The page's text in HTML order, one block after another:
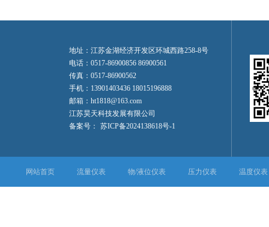
地址：江苏金湖经济开发区环城西路258-8号
电话：0517-86900856 86900561
传真：0517-86900562
手机：13901403436 18015196888
邮箱：ht1818@163.com
江苏昊天科技发展有限公司
备案号：
苏ICP备2024138618号-1
网站首页 流量仪表 物/液位仪表 压力仪表 温度仪表